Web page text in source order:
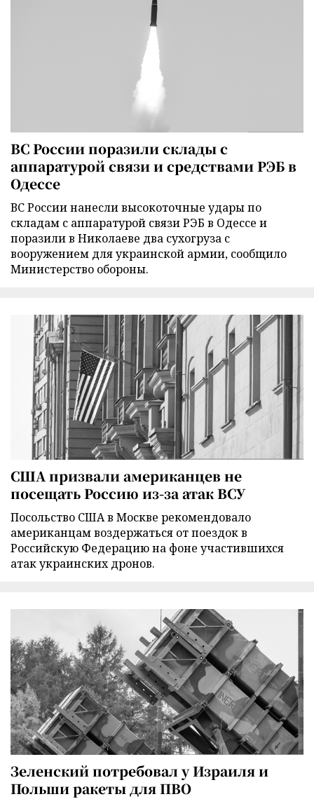
ВС России поразили склады с
аппаратурой связи и средствами РЭБ в
Одессе
ВС России нанесли высокоточные удары по
складам с аппаратурой связи РЭБ в Одессе и
поразили в Николаеве два сухогруза с
вооружением для украинской армии, сообщило
Министерство обороны.
США призвали американцев не
посещать Россию из-за атак ВСУ
Посольство США в Москве рекомендовало
американцам воздержаться от поездок в
Российскую Федерацию на фоне участившихся
атак украинских дронов.
Зеленский потребовал у Израиля и
Польши ракеты для ПВО